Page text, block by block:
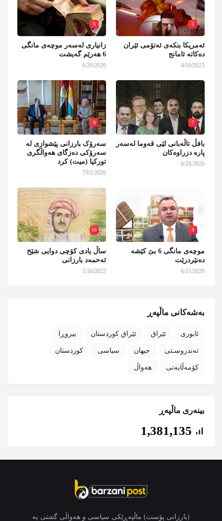
5
ئەمریکا بنکەی ئەتۆمی ئێران
دەکاتە ئامانج
4/10/2025
6
زانیاری لەسەر موچەی مانگی
6 هەرێم گەیشت
6/20/2026
7
بافڵ تاڵەبانی لێی قەوما لەسەر
پارە دزراوەکان
6/28/2026
8
سەرۆک بارزانی پێشوازی لە
سەرۆکی دەزگای هەواڵگری
تورکیا (میت) کرد
7/01/2026
9
موچەی مانگی 6 بێ کێشە
دەنێردرێت
6/21/2026
10
ساڵ یادی کۆچی دوایی شێخ
ئەحمەد بارزانی
1/10/2022
بەشەکانی ماڵپەڕ
ئابوری ئێراق ئێراق کوردستان بیروڕا
تەندروسـتی جیهان سیاسی کوردستان
کۆمەڵایەتی هەواڵ
بینەری ماڵپەڕ
1,381,135
(بارزانی پۆست) ماڵپەڕێکی سیاسی و هەواڵی گشتی یە